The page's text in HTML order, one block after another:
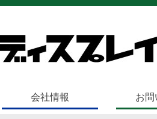
会社情報 お